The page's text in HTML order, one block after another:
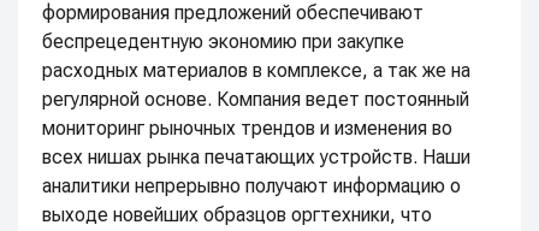
формирования предложений обеспечивают
беспрецедентную экономию при закупке
расходных материалов в комплексе, а так же на
регулярной основе. Компания ведет постоянный
мониторинг рыночных трендов и изменения во
всех нишах рынка печатающих устройств. Наши
аналитики непрерывно получают информацию о
выходе новейших образцов оргтехники, что